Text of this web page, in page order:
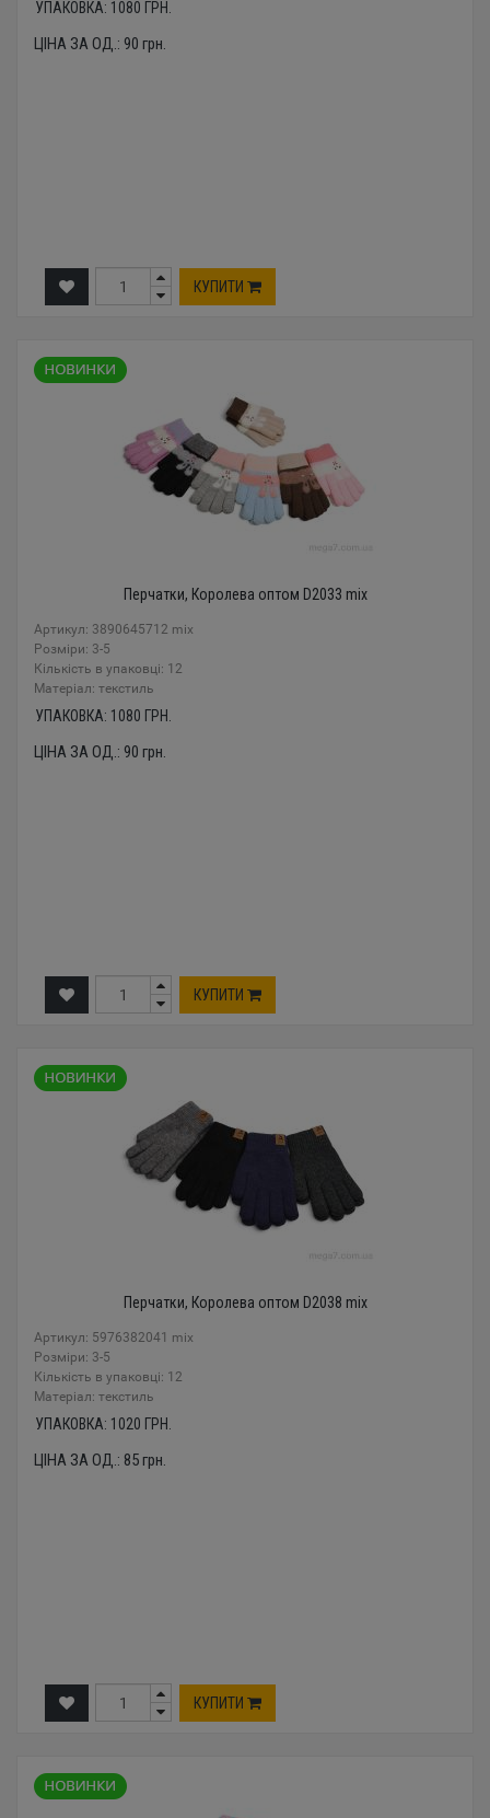
УПАКОВКА: 1080 ГРН.
ЦІНА ЗА ОД.: 90 грн.
КУПИТИ
Перчатки, Королева оптом D2033 mix
Артикул: 3890645712 mix
Розміри: 3-5
Кількість в упаковці: 12
Mатеріал: текстиль
УПАКОВКА: 1080 ГРН.
ЦІНА ЗА ОД.: 90 грн.
КУПИТИ
Перчатки, Королева оптом D2038 mix
Артикул: 5976382041 mix
Розміри: 3-5
Кількість в упаковці: 12
Mатеріал: текстиль
УПАКОВКА: 1020 ГРН.
ЦІНА ЗА ОД.: 85грн.
КУПИТИ